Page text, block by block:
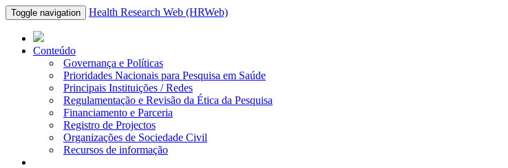
Toggle navigation Health Research Web (HRWeb)
Conteúdo
Governança e Políticas
Prioridades Nacionais para Pesquisa em Saúde
Principais Instituições / Redes
Regulamentação e Revisão da Ética da Pesquisa
Financiamento e Parceria
Registro de Projectos
Organizações de Sociedade Civil
Recursos de informação